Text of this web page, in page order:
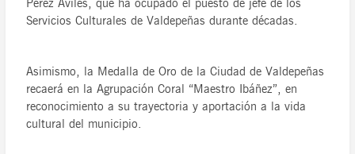
Pérez Avilés, que ha ocupado el puesto de jefe de los
Servicios Culturales de Valdepeñas durante décadas.
Asimismo, la Medalla de Oro de la Ciudad de Valdepeñas
recaerá en la Agrupación Coral “Maestro Ibáñez”, en
reconocimiento a su trayectoria y aportación a la vida
cultural del municipio.